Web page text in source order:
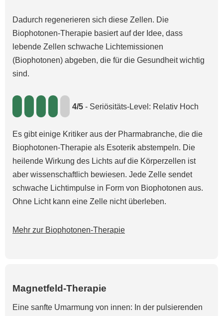
Dadurch regenerieren sich diese Zellen. Die
Biophotonen-Therapie basiert auf der Idee, dass
lebende Zellen schwache Lichtemissionen
(Biophotonen) abgeben, die für die Gesundheit wichtig
sind.
4/5 - Seriösitäts-Level: Relativ Hoch
Es gibt einige Kritiker aus der Pharmabranche, die die
Biophotonen-Therapie als Esoterik abstempeln. Die
heilende Wirkung des Lichts auf die Körperzellen ist
aber wissenschaftlich bewiesen. Jede Zelle sendet
schwache Lichtimpulse in Form von Biophotonen aus.
Ohne Licht kann eine Zelle nicht überleben.
Mehr zur Biophotonen-Therapie
Magnetfeld-Therapie
Eine sanfte Umarmung von innen: In der pulsierenden